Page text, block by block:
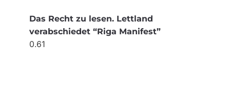
Das Recht zu lesen. Lettland
verabschiedet “Riga Manifest”